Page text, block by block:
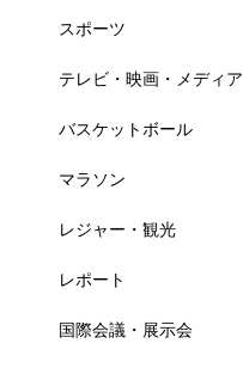
スポーツ
テレビ・映画・メディア
バスケットボール
マラソン
レジャー・観光
レポート
国際会議・展示会